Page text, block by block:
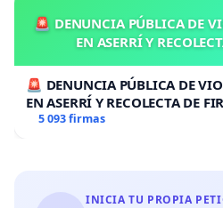
🚨 DENUNCIA PÚBLICA DE
EN ASERRÍ Y
🚨 DENUNCIA PÚBLICA DE
EN ASERRÍ Y RECOLECTA DE
5 093 firmas
INICIA TU PROPIA